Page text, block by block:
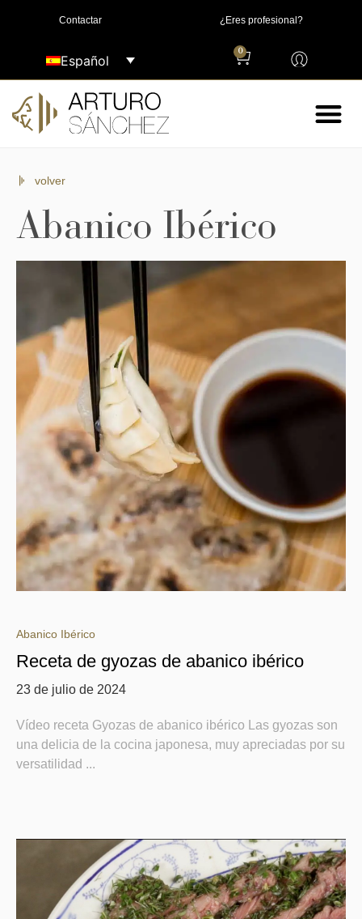
Contactar ¿Eres profesional?
Español
0
volver
Abanico Ibérico
Abanico Ibérico
Receta de gyozas de abanico ibérico
23 de julio de 2024
Vídeo receta Gyozas de abanico ibérico Las gyozas son
una delicia de la cocina japonesa, muy apreciadas por su
versatilidad ...